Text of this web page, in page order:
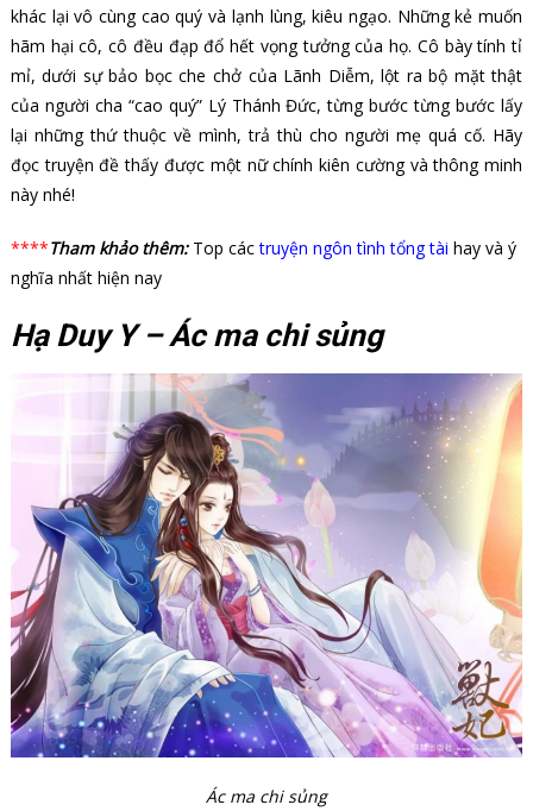
khác lại vô cùng cao quý và lạnh lùng, kiêu ngạo. Những kẻ muốn
hãm hại cô, cô đều đạp đổ hết vọng tưởng của họ. Cô bày tính tỉ
mỉ, dưới sự bảo bọc che chở của Lãnh Diễm, lột ra bộ mặt thật
của người cha “cao quý” Lý Thánh Đức, từng bước từng bước lấy
lại những thứ thuộc về mình, trả thù cho người mẹ quá cố. Hãy
đọc truyện đề thấy được một nữ chính kiên cường và thông minh
này nhé!
****Tham khảo thêm: Top cáctruyện ngôn tình tổng tài hay và ý
nghĩa nhất hiện nay
Hạ Duy Y – Ác ma chi sủng
Ác ma chi sủng